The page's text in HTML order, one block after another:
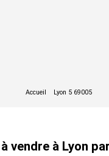
vendre à Lyon